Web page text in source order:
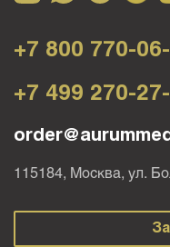
+7 800 770-
+7 499 270-
115184, Москва, ул.